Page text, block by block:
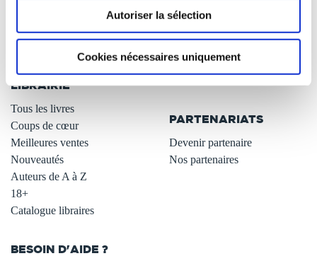
Autoriser la sélection
Cookies nécessaires uniquement
Nos services aux auteurs
LIBRAIRIE
Tous les livres
Coups de cœur
Meilleures ventes
Nouveautés
Auteurs de A à Z
18+
Catalogue libraires
Remises quantités -42%
Parrainage : partagez 5€
Programme de fidélité
Carte cadeau
PARTENARIATS
Devenir partenaire
Nos partenaires
BESOIN D'AIDE ?